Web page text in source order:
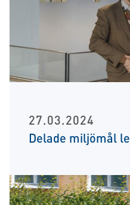
27.03.2024
Delade miljömål